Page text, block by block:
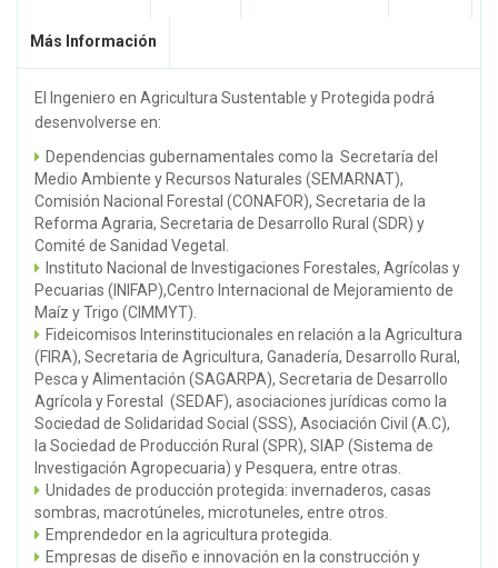
Más Información
El Ingeniero en Agricultura Sustentable y Protegida podrá
desenvolverse en:
Dependencias gubernamentales como la Secretaría del
Medio Ambiente y Recursos Naturales (SEMARNAT),
Comisión Nacional Forestal (CONAFOR), Secretaria de la
Reforma Agraria, Secretaria de Desarrollo Rural (SDR) y
Comité de Sanidad Vegetal.
Instituto Nacional de Investigaciones Forestales, Agrícolas y
Pecuarias (INIFAP),Centro Internacional de Mejoramiento de
Maíz y Trigo (CIMMYT).
Fideicomisos Interinstitucionales en relación a la Agricultura
(FIRA), Secretaria de Agricultura, Ganadería, Desarrollo Rural,
Pesca y Alimentación (SAGARPA), Secretaria de Desarrollo
Agrícola y Forestal (SEDAF), asociaciones jurídicas como la
Sociedad de Solidaridad Social (SSS), Asociación Civil (A.C),
la Sociedad de Producción Rural (SPR), SIAP (Sistema de
Investigación Agropecuaria) y Pesquera, entre otras.
Unidades de producción protegida: invernaderos, casas
sombras, macrotúneles, microtuneles, entre otros.
Emprendedor en la agricultura protegida.
Empresas de diseño e innovación en la construcción y